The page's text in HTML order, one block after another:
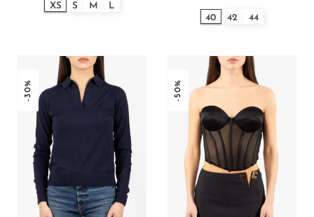
XS S M L
40 42 44
-30% -50%